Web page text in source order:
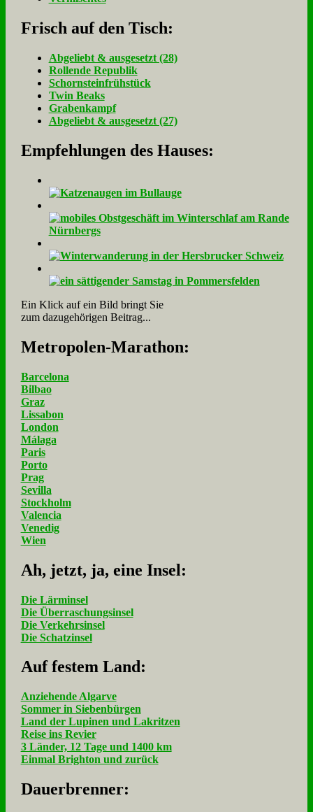
Frisch auf den Tisch:
Ab­ge­liebt & aus­ge­setzt (28)
Rol­len­de Re­pu­blik
Schorn­stein­früh­stück
Twin Beaks
Gra­ben­kampf
Ab­ge­liebt & aus­ge­setzt (27)
Empfehlungen des Hauses:
Ein Klick auf ein Bild bringt Sie
zum dazugehörigen Beitrag...
Me­tro­po­len-Ma­ra­thon:
Barcelona
Bilbao
Graz
Lissabon
London
Málaga
Paris
Porto
Prag
Sevilla
Stockholm
Valencia
Venedig
Wien
Ah, jetzt, ja, ei­ne In­sel:
Die Lärminsel
Die Überraschungsinsel
Die Verkehrsinsel
Die Schatzinsel
Auf fe­stem Land:
Anziehende Algarve
Sommer in Siebenbürgen
Land der Lupinen und Lakritzen
Reise ins Revier
3 Länder, 12 Tage und 1400 km
Einmal Brighton und zurück
Dau­er­bren­ner: